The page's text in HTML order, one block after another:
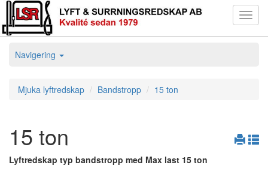
Navigering
Mjuka lyftredskap Bandstropp 15 ton
15 ton
Lyftredskap typ bandstropp med Max last 15 ton